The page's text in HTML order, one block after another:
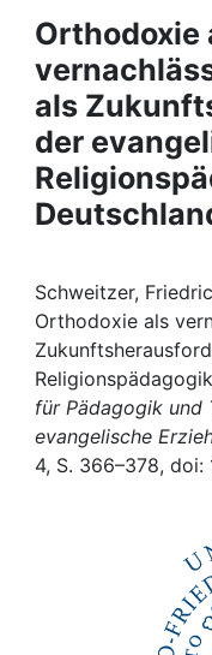
Projects
People
Institutions
Awards
Help
Orthodoxie
als
der
Schweitzer,
Orthodoxie als
für Pädagogik und
evangelische
4, S. 366–378,